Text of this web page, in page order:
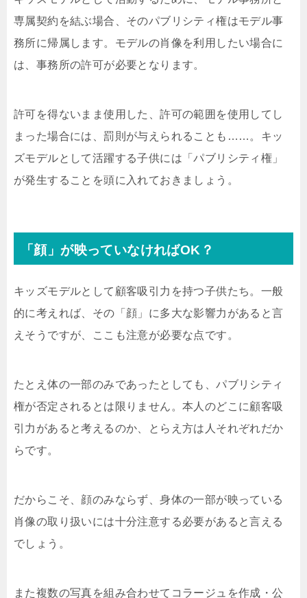
専属契約を結ぶ場合、そのパブリシティ権はモデル事
務所に帰属します。モデルの肖像を利用したい場合に
は、事務所の許可が必要となります。
許可を得ないまま使用した、許可の範囲を使用してし
まった場合には、罰則が与えられることも……。キッ
ズモデルとして活躍する子供には「パブリシティ権」
が発生することを頭に入れておきましょう。
「顔」が映っていなければOK？
キッズモデルとして顧客吸引力を持つ子供たち。一般
的に考えれば、その「顔」に多大な影響力があると言
えそうですが、ここも注意が必要な点です。
たとえ体の一部のみであったとしても、パブリシティ
権が否定されるとは限りません。本人のどこに顧客吸
引力があると考えるのか、とらえ方は人それぞれだか
らです。
だからこそ、顔のみならず、身体の一部が映っている
肖像の取り扱いには十分注意する必要があると言える
でしょう。
また複数の写真を組み合わせてコラージュを作成・公